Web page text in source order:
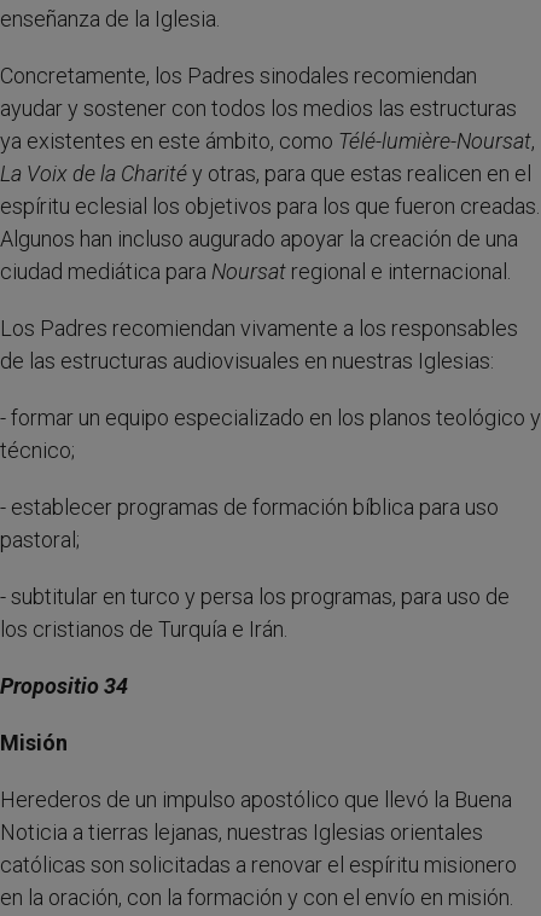
enseñanza de la Iglesia.
Concretamente, los Padres sinodales recomiendan
ayudar y sostener con todos los medios las estructuras
ya existentes en este ámbito, como Télé-lumière-Noursat,
La Voix de la Charitéy otras, para que estas realicen en el
espíritu eclesial los objetivos para los que fueron creadas.
Algunos han incluso augurado apoyar la creación de una
ciudad mediática para Noursat regional e internacional.
Los Padres recomiendan vivamente a los responsables
de las estructuras audiovisuales en nuestras Iglesias:
- formar un equipo especializado en los planos teológico y
técnico;
- establecer programas de formación bíblica para uso
pastoral;
- subtitular en turco y persa los programas, para uso de
los cristianos de Turquía e Irán.
Propositio 34
Misión
Herederos de un impulso apostólico que llevó la Buena
Noticia a tierras lejanas, nuestras Iglesias orientales
católicas son solicitadas a renovar el espíritu misionero
en la oración, con la formación y con el envío en misión.